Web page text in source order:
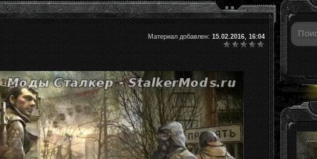
Материал добавлен: 15.02.2016, 16:04